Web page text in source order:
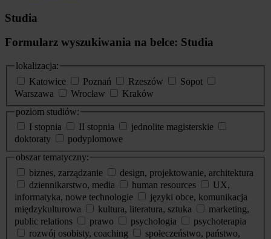
Studia
Formularz wyszukiwania na belce: Studia
lokalizacja:
Katowice
Poznań Rzeszów
Sopot
Warszawa
Wrocław
Kraków
poziom studiów:
I stopnia
II stopnia
jednolite magisterskie
doktoraty
podyplomowe
obszar tematyczny:
biznes, zarządzanie
design, projektowanie, architektura
dziennikarstwo, media
human resources
UX,
informatyka, nowe technologie
języki obce, komunikacja
międzykulturowa
kultura, literatura, sztuka
marketing,
public relations
prawo psychologia
psychoterapia
rozwój osobisty, coaching
społeczeństwo, państwo,